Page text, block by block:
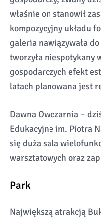
właśnie on stanowił
kompozycyjny układu
galeria nawiązywała
tworzyła niespotykany
gospodarczych efekt
latach planowana jest
Dawna Owczarnia –
Edukacyjne im. Piotra
się duża sala
warsztatowych oraz
Park
Największą atrakcją